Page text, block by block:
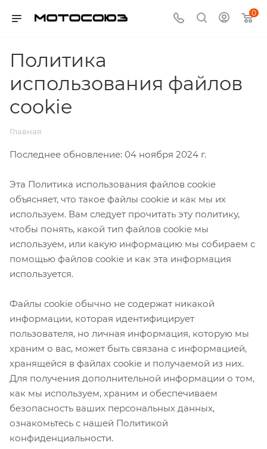
0
Политика
использования файлов
cookie
Главная
Последнее обновление: 04 ноября 2024 г.
Эта Политика использования файлов cookie
объясняет, что такое файлы cookie и как мы их
используем. Вам следует прочитать эту политику,
чтобы понять, какой тип файлов cookie мы
используем, или какую информацию мы собираем с
помощью файлов cookie и как эта информация
используется.
Файлы cookie обычно не содержат никакой
информации, которая идентифицирует
пользователя, но личная информация, которую мы
храним о вас, может быть связана с информацией,
хранящейся в файлах cookie и получаемой из них.
Для получения дополнительной информации о том,
как мы используем, храним и обеспечиваем
безопасность ваших персональных данных,
ознакомьтесь с нашей Политикой
конфиденциальности.